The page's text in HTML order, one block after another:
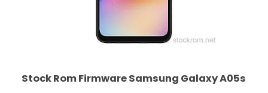
Stock Rom Firmware Samsung Galaxy A05s